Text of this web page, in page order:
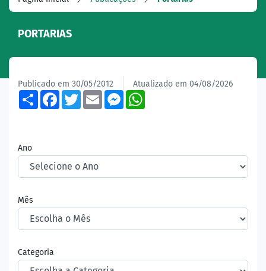
PORTARIAS
Publicado em 30/05/2012 Atualizado em 04/08/2026
ShareFacebook
TwitterEmailMessenger
Ano
Mês
Categoria